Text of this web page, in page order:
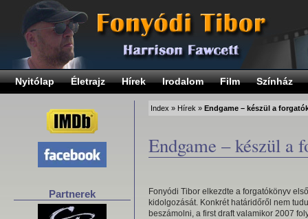
Nyitólap Életrajz Hírek Irodalom Film Színház
Partnerek
Index » Hírek » Endgame – készül a
Endgame – készül a
Fonyódi Tibor elkezdte a forgatókönyv
kidolgozását. Konkrét határidőről nem
beszámolni, a first draft valamikor 2007